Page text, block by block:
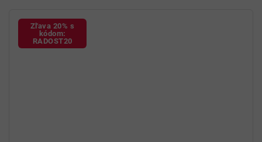
Zľava 20% s
kódom:
RADOST20